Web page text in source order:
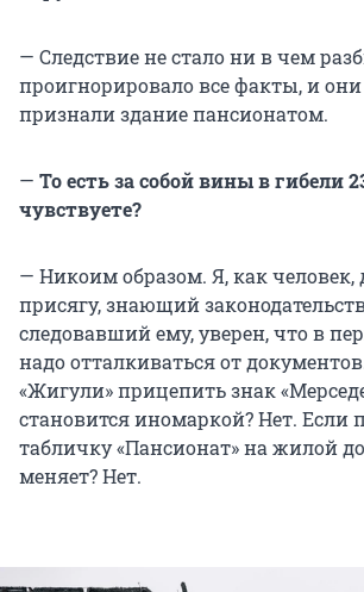
— Следствие не стало ни в чем
проигнорировало все факты, и они
признали здание пансионатом.
— То есть за собой вины в гибели
чувствуете?
— Никоим образом. Я, как
присягу, знающий
следовавший ему, уверен, что в
надо отталкиваться от
«Жигули» прицепить знак
становится иномаркой? Нет. Если
табличку «Пансионат» на жилой
меняет? Нет.